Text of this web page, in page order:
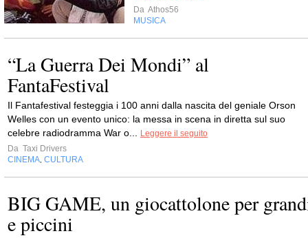
Da Athos56
MUSICA
“La Guerra Dei Mondi” al
FantaFestival
Il Fantafestival festeggia i 100 anni dalla nascita del geniale Orson
Welles con un evento unico: la messa in scena in diretta sul suo
celebre radiodramma War o...
Leggere il seguito
Da Taxi Drivers
CINEMA CULTURA
BIG GAME, un giocattolone per
e piccini